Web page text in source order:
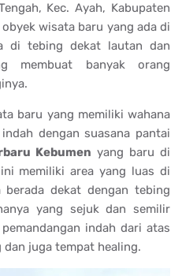
Kec. Ayah, Kabupaten
wisata baru yang ada di
di tebing dekat lautan dan
membuat banyak orang
baru yang memiliki wahana
dengan suasana pantai
Kebumen yang baru di
memiliki area yang luas di
berada dekat dengan tebing
yang sejuk dan semilir
indah dari atas
juga tempat healing.